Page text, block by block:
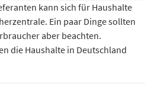
kann sich für Haushalte
Ein paar Dinge sollten
aber beachten.
die Haushalte in Deutschland